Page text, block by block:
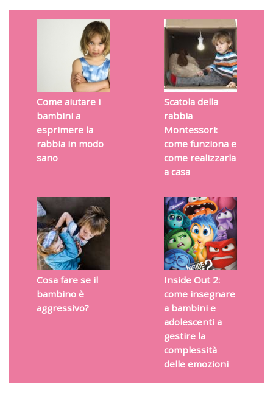
Come aiutare i
bambini a
esprimere la
rabbia in modo
sano
Scatola della
rabbia
Montessori:
come funziona e
come realizzarla
a casa
Cosa fare se il
bambino è
aggressivo?
Inside Out 2:
come insegnare
a bambini e
adolescenti a
gestire la
complessità
delle emozioni